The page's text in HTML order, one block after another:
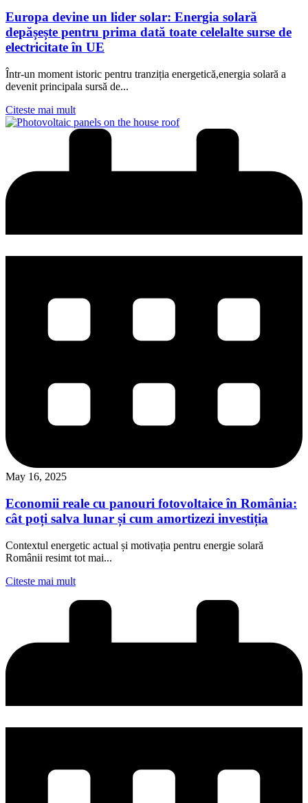
Europa devine un lider solar: Energia solară
depășește pentru prima dată toate celelalte surse de
electricitate în UE
Într-un moment istoric pentru tranziția energetică,energia solară a
devenit principala sursă de...
Citeste mai mult
May 16, 2025
Economii reale cu panouri fotovoltaice în România:
cât poți salva lunar și cum amortizezi investiția
Contextul energetic actual și motivația pentru energie solară
Românii resimt tot mai...
Citeste mai mult